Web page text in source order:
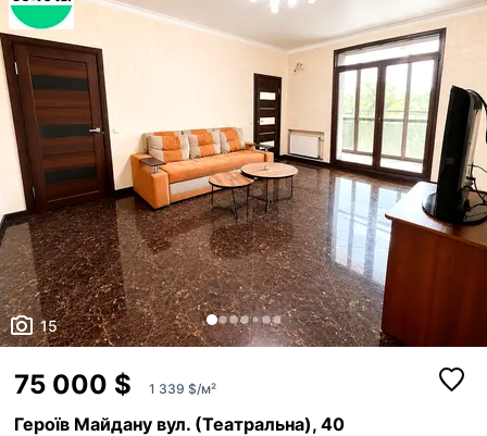
15
75 000 $ 1 339 $/м²
Героїв Майдану вул. (Театральна), 40
Оголошення неактуальне
Неправильні фото
Неправильне відео
Неправильна адреса
Інше
Я - власник об'єкту
Це мій ексклюзив
Об'єкт не існує
Прикріпити файл
Максимум 10 Мб на одне фото, формат: jpeg/
Надіслати
ким із рієлторів вашого агентства їх закріпити.
Зареєструйте рієлторів АН наRIELTOR.UA
привʼяжіть їхні акаунти до акаунту АН, щоб:
бачити сукупну статистику та витрати
оголошенням ваших рієлторів,
поповнювати баланс вашим рієлторам,
бачити в кабінеті всі оголошення,
вашими рієлторами,
оголошення рієлторів були брендовані
вашого АН